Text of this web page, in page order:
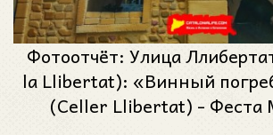
Фотоотчёт: Улица
la Llibertat): «Винный
(Celler Llibertat) - Феста